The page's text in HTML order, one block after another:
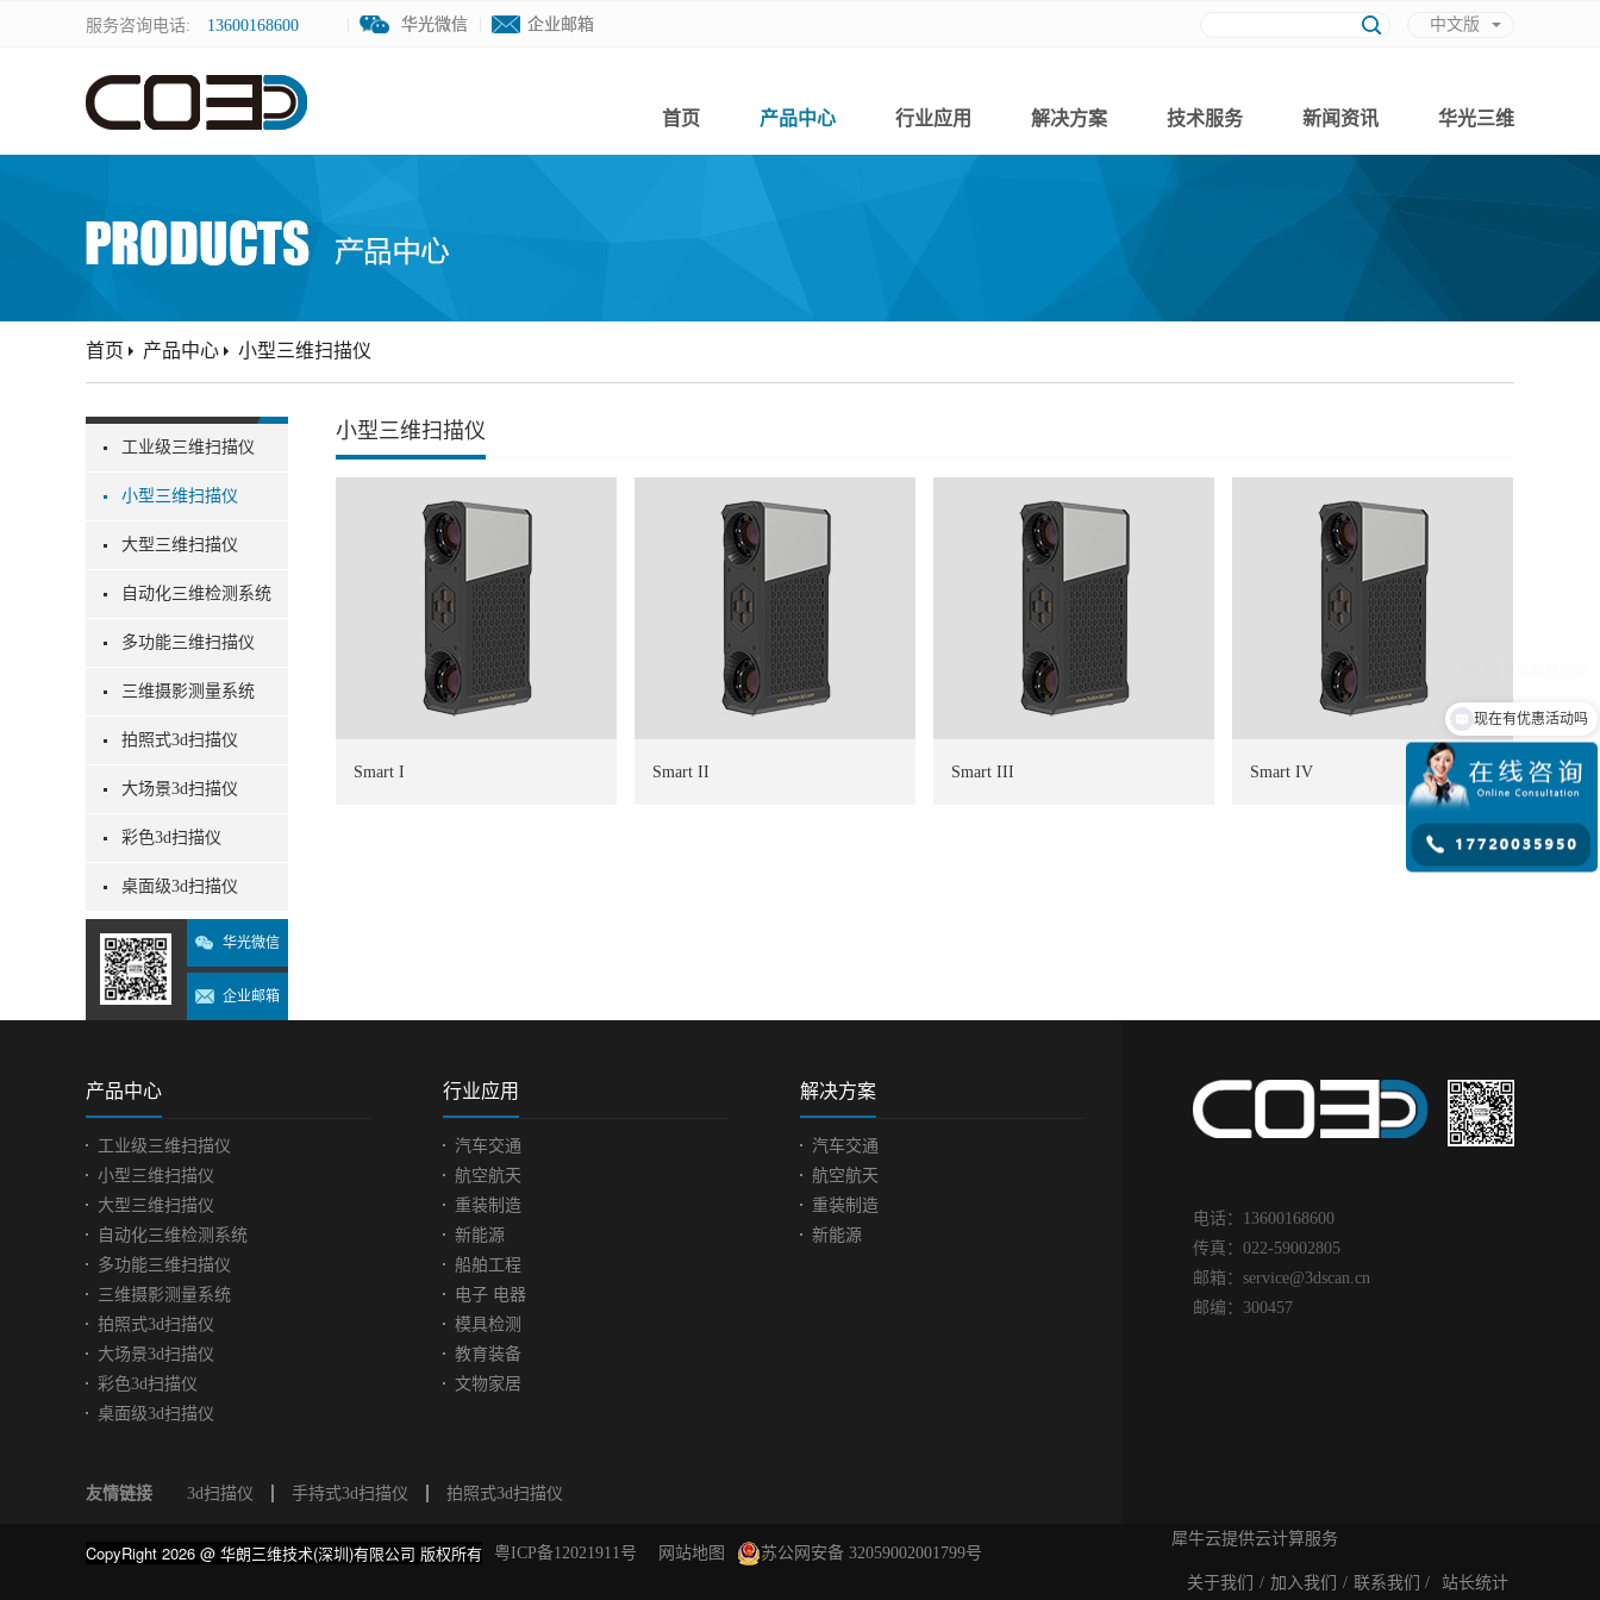
服务咨询电话: 13600168600
中文版
企业邮箱
华光微信 企业邮箱
华光微信
首页 产品中心 行业应用 解决方案 技术服务 新闻资讯 华光三维
工业级三维扫描仪
小型三维扫描仪
大型三维扫描仪
自动化三维检测系统
多功能三维扫描仪
三维摄影测量系统
拍照式3d扫描仪
大场景3d扫描仪
彩色3d扫描仪
桌面级3d扫描仪
华光微信
企业邮箱
首页 产品中心 小型三维扫描仪
小型三维扫描仪
Smart I Smart II Smart III Smart IV
电话：13600168600
传真：022-59002805
邮箱： service@3dscan.cn
邮编：300457
产品中心
工业级三维扫描仪
小型三维扫描仪
大型三维扫描仪
自动化三维检测系统
多功能三维扫描仪
三维摄影测量系统
拍照式3d扫描仪
大场景3d扫描仪
彩色3d扫描仪
桌面级3d扫描仪
行业应用
汽车交通
航空航天
重装制造
新能源
船舶工程
电子 电器
模具检测
教育装备
文物家居
解决方案
汽车交通
航空航天
重装制造
新能源
友情链接 3d扫描仪 手持式3d扫描仪 拍照式3d扫描仪
CopyRight 2026 @ 华朗三维技术(深圳)有限公司 版权所有 粤ICP备12021911号 网站地图 苏公网安备 32059002001799号
犀牛云提供云计算服务
联系我们 / 站长统计
加入我们 /
关于我们 /
现在有优惠活动吗